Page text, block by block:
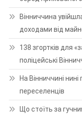
Вінниччина
доходами від
138 згортків для
поліцейські
На Вінниччині
переселенців
Що стоїть за